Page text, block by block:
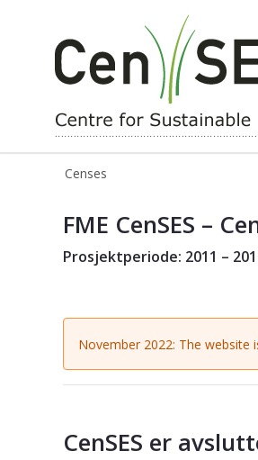
Censes
Censes
FME CenSES –
Prosjektperiode: 2011 –
November 2022: The website
CenSES er